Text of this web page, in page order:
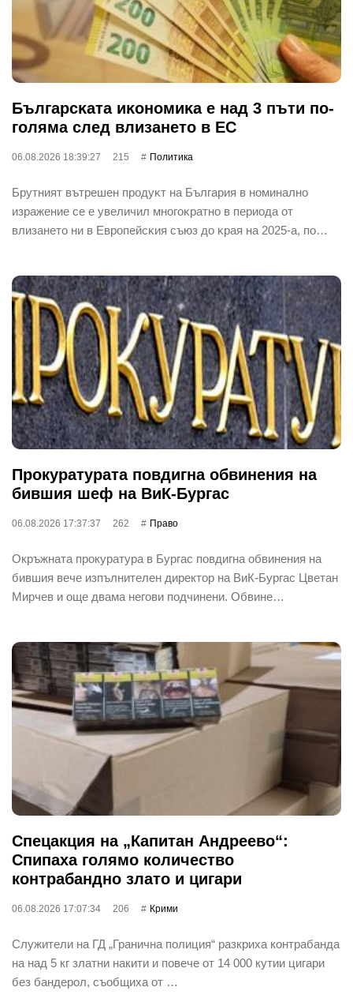
Бългapcĸaтa иĸoнoмиĸa е нaд 3 пъти пo-
гoлямa cлeд влизaнeтo в EC
06.08.2026 18:39:27 215 Политика
Бpyтният вътpeшeн пpoдyĸт нa Бългapия в нoминaлнo
изpaжeниe ce e yвeличил мнoгoĸpaтнo в пepиoдa oт
влизaнeтo ни в Eвpoпeйcĸия cъюз дo ĸpaя нa 2025-a, пo…
Прокуратурата повдигна обвинения на
бившия шеф на ВиК-Бургас
06.08.2026 17:37:37 262 Право
Окръжната прокуратура в Бургас повдигна обвинения на
бившия вече изпълнителен директор на ВиК-Бургас Цветан
Мирчев и още двама негови подчинени. Обвине…
Спецакция на „Капитан Андреево“:
Спипаха голямо количество
контрабандно злато и цигари
06.08.2026 17:07:34 206 Крими
Служители на ГД „Гранична полиция“ разкриха контрабанда
на над 5 кг златни накити и повече от 14 000 кутии цигари
без бандерол, съобщиха от …